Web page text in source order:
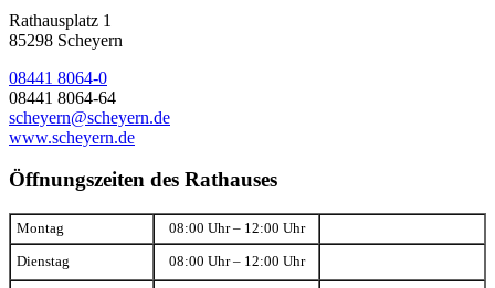
Rathausplatz 1
85298 Scheyern
08441 8064-0
08441 8064-64
scheyern@scheyern.de
www.scheyern.de
Öffnungszeiten des Rathauses
Montag 08:00 Uhr – 12:00 Uhr
Dienstag 08:00 Uhr – 12:00 Uhr